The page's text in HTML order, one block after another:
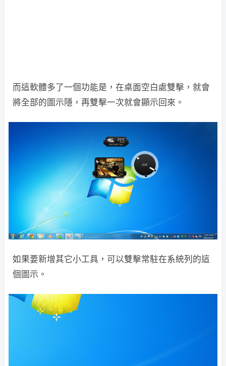
而這軟體多了一個功能是，在桌面空白處雙擊，就會
將全部的圖示隱，再雙擊一次就會顯示回來。
如果要新增其它小工具，可以雙擊常駐在系統列的這
個圖示。